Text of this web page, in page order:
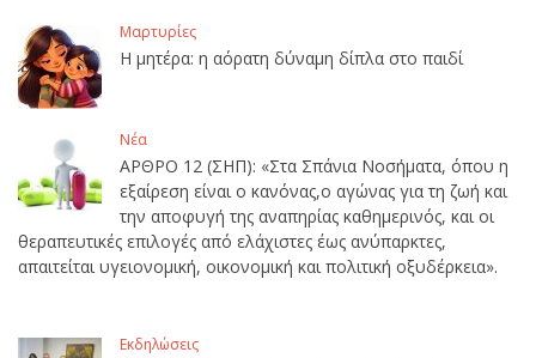
Μαρτυρίες
Η μητέρα: η αόρατη δύναμη δίπλα στο παιδί
Νέα
ΑΡΘΡΟ 12 (ΣΗΠ): «Στα Σπάνια Νοσήματα, όπου η
εξαίρεση είναι ο κανόνας,ο αγώνας για τη ζωή και
την αποφυγή της αναπηρίας καθημερινός, και οι
θεραπευτικές επιλογές από ελάχιστες έως ανύπαρκτες,
απαιτείται υγειονομική, οικονομική και πολιτική οξυδέρκεια».
Εκδηλώσεις